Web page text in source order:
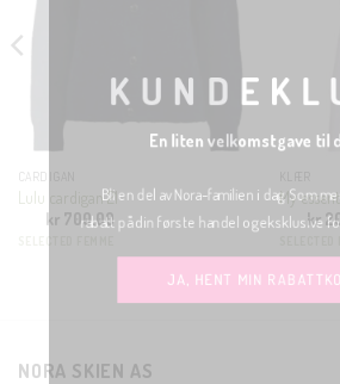
CARDIGAN
Lulu cardigan 21
kr700.00
My
kr
NORA SKIEN AS
En liten velkomstgave til
Bli en del av Nora-familien i dag. Som
rabatt på din første handel og eksklusive
JA, HENT MIN